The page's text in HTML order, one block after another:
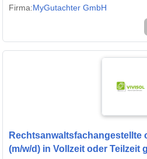
Firma:MyGutachter GmbH
Rechtsanwaltsfachangestellte
(m/w/d) in Vollzeit oder Teilzeit